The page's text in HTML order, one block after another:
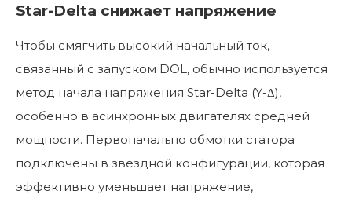
Star-Delta снижает напряжение
Чтобы смягчить высокий начальный ток,
связанный с запуском DOL, обычно используется
метод начала напряжения Star-Delta (Y-Δ),
особенно в асинхронных двигателях средней
мощности. Первоначально обмотки статора
подключены в звездной конфигурации, которая
эффективно уменьшает напряжение,